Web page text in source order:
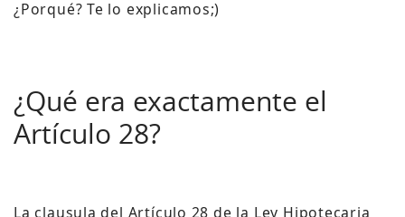
¿Porqué?Te lo explicamos;)
¿Qué era exactamente el
Artículo 28?
La clausula del Artículo 28 de la Ley Hipotecaria